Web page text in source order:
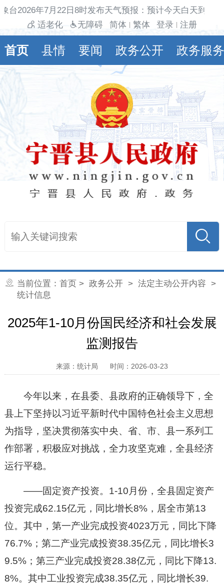
台2026年7月22日8时发布天气预报：预计今天白天到夜
适老化
无障碍 简体 繁体 登录 注册
首页 县情 要闻 政务公开 政务服务
当前位置： 首页 > 政务公开> 法定主动公开内容 >
统计信息
2025年1-10月份国民经济和社会发展
监测报告
来源：统计局 时间：2026-03-23
今年以来，在县委、县政府的正确领导下，全
县上下坚持以习近平新时代中国特色社会主义思想
为指导，坚决贯彻落实中央、省、市、县一系列工
作部署，积极应对挑战，全力攻坚克难，全县经济
运行平稳。
——固定资产投资。1-10月份，全县固定资产
投资完成62.15亿元，同比增长8%，居全市第13
位。其中，第一产业完成投资4023万元，同比下降
76.7%；第二产业完成投资38.35亿元，同比增长3
9.5%；第三产业完成投资28.38亿元，同比下降13.
8%。其中工业投资完成38.35亿元，同比增长39.